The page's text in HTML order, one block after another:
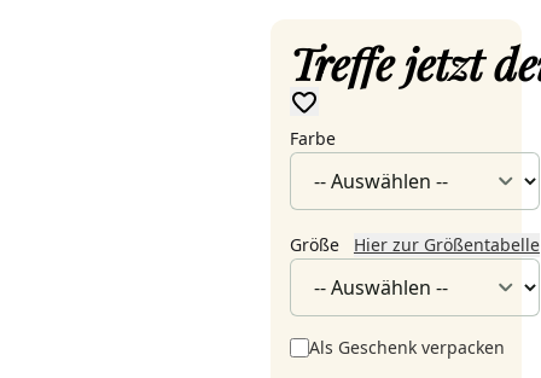
Treffe jetzt
Farbe
Größe Hier zur Größentabelle
Als Geschenk verpacken